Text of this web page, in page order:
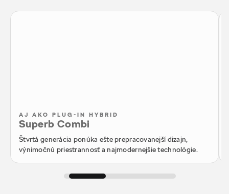
AJ AKO PLUG-IN HYBRID
Superb Combi
Štvrtá generácia ponúka ešte prepracovanejší dizajn,
výnimočnú priestrannosť a najmodernejšie technológie.